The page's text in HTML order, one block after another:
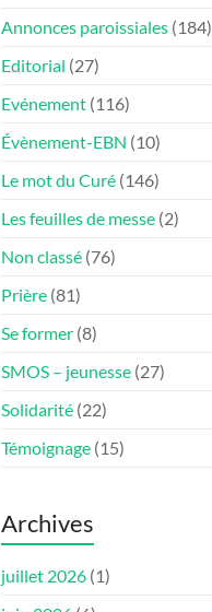
Annonces paroissiales (184)
Editorial (27)
Evénement (116)
Évènement-EBN (10)
Le mot du Curé (146)
Les feuilles de messe (2)
Non classé (76)
Prière (81)
Se former (8)
SMOS – jeunesse (27)
Solidarité (22)
Témoignage (15)
Archives
juillet 2026 (1)